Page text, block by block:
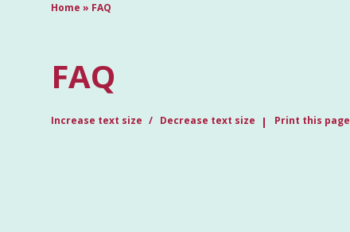
Home » FAQ
FAQ
Increase text size Decrease text size Print this page